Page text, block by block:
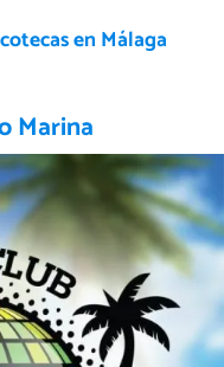
en Málaga
Marina